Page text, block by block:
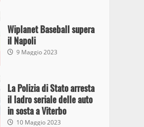
Wiplanet Baseball supera
il Napoli
9 Maggio 2023
La Polizia di Stato arresta
il ladro seriale delle auto
in sosta a Viterbo
10 Maggio 2023